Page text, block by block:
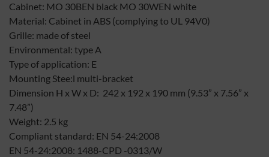
Cabinet: MO 30BEN black MO 30WEN white
Material: Cabinet in ABS (complying to UL 94V0)
Grille: made of steel
Environmental: type A
Type of application: E
Mounting Stee:l multi-bracket
Dimension H x W x D: 242 x 192 x 190 mm (9.53” x 7.56” x
7.48”)
Weight: 2.5 kg
Compliant standard: EN 54-24:2008
EN 54-24:2008: 1488-CPD -0313/W